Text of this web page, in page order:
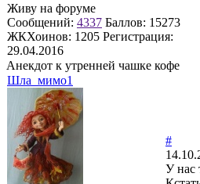
Живу на форуме
Сообщений: 4337 Баллов: 15273
ЖКХоинов: 1205 Регистрация:
29.04.2016
Анекдот к утренней чашке кофе
Шла_мимо1
#
У нас